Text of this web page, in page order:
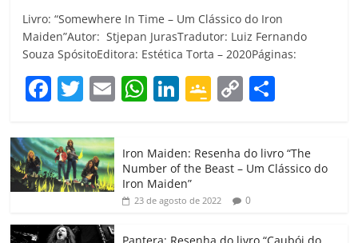
Livro: “Somewhere In Time – Um Clássico do Iron
Maiden”Autor: Stjepan JurasTradutor: Luiz Fernando
Souza SpósitoEditora: Estética Torta – 2020Páginas:
F
c
e
b
o
T
itt
er
E W
at
s
A
Li
e
dI
G
gl
e
Cl
C
p
y
Li
m
p
Iron Maiden: Resenha do livro “The
Number of the Beast – Um Clássico do
Iron Maiden”
23 de agosto de 2022 0